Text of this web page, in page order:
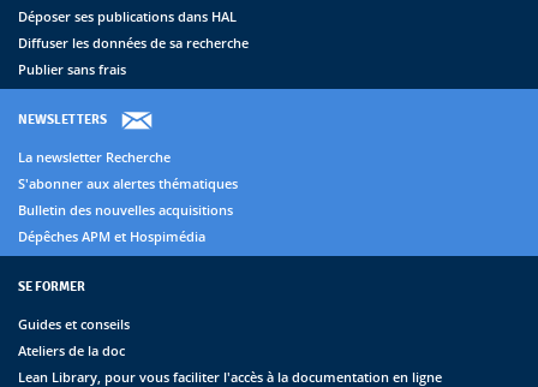
Déposer ses publications dans HAL
Diffuser les données de sa recherche
Publier sans frais
NEWSLETTERS
La newsletter Recherche
S'abonner aux alertes thématiques
Bulletin des nouvelles acquisitions
Dépêches APM et Hospimédia
SE FORMER
Guides et conseils
Ateliers de la doc
Lean Library, pour vous faciliter l'accès à la documentation en ligne